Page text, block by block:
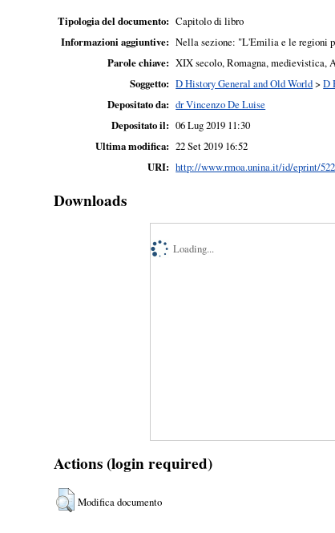
Tipologia del documento: Capitolo di libro
Informazioni aggiuntive: Nella sezione: "L'Emilia e le regioni
Parole chiave: XIX secolo, Romagna, medievistica,
Soggetto: D History General and Old World>D
Depositato da: dr Vincenzo De Luise
Depositato il: 06 Lug 2019 11:30
Ultima modifica: 22 Set 2019 16:52
URI: http://www.rmoa.unina.it/id/eprint/
Downloads
Loading...
Actions (login required)
Modifica documento